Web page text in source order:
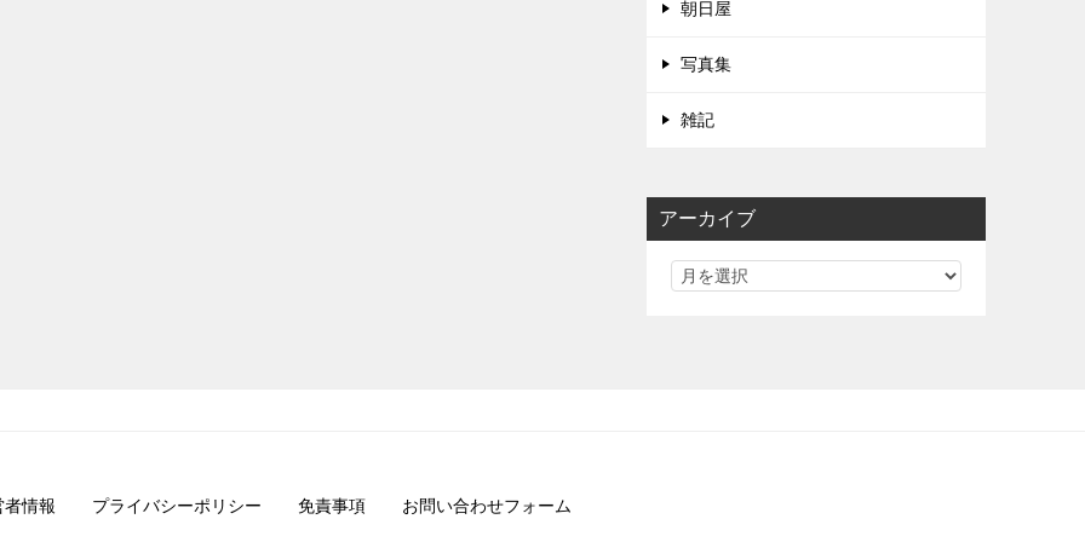
朝日屋
写真集
雑記
アーカイブ
者情報 プライバシーポリシー 免責事項 お問い合わせフォーム